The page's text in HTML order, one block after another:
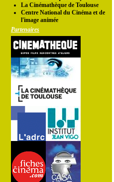
La Cinémathèque de Toulouse
Centre National du Cinéma et de
l'image animée
Partenaires